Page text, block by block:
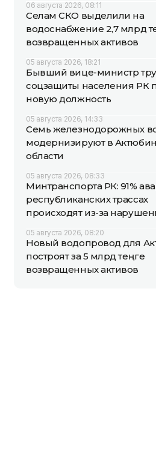
06 августа 2026, 08:11
Селам СКО выделили на
водоснабжение 2,7 млрд
возвращенных активов
05 августа 2026, 18:21
Бывший вице-министр
соцзащиты населения РК
новую должность
05 августа 2026, 14:33
Семь железнодорожных
модернизируют в
области
05 августа 2026, 08:33
Минтранспорта РК: 91%
республиканских трассах
происходят из-за
05 августа 2026, 08:20
Новый водопровод для
построят за 5 млрд теңге
возвращенных активов